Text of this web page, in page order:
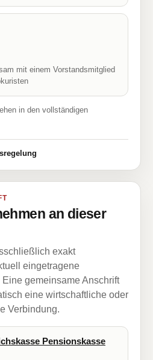
mit einem Vorstandsmitglied
in den vollständigen
an dieser
exakt
eingetragene
gemeinsame Anschrift
eine wirtschaftliche oder
Verbindung.
Pensionskasse